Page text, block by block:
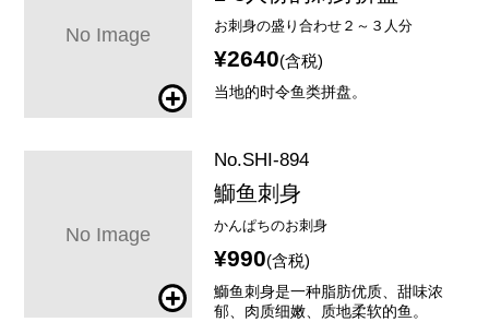
お刺身の盛り合わせ２～３人分
¥2640(含税)
当地的时令鱼类拼盘。
No.SHI-894
鰤鱼刺身
かんぱちのお刺身
¥990(含税)
鰤鱼刺身是一种脂肪优质、甜味浓
郁、肉质细嫩、质地柔软的鱼。